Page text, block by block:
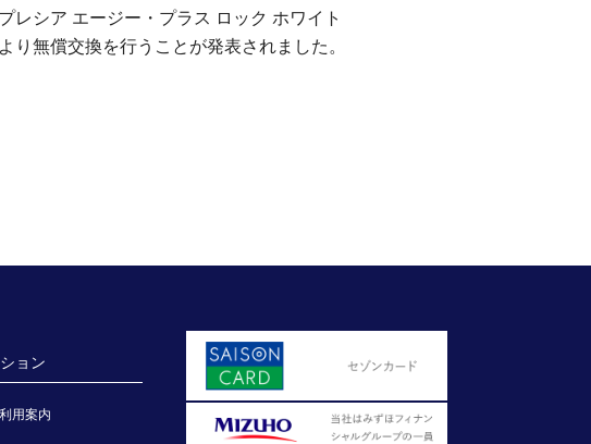
シア エージー・プラス ロック ホワイト
無償交換を行うことが発表されました。
ョン
用案内